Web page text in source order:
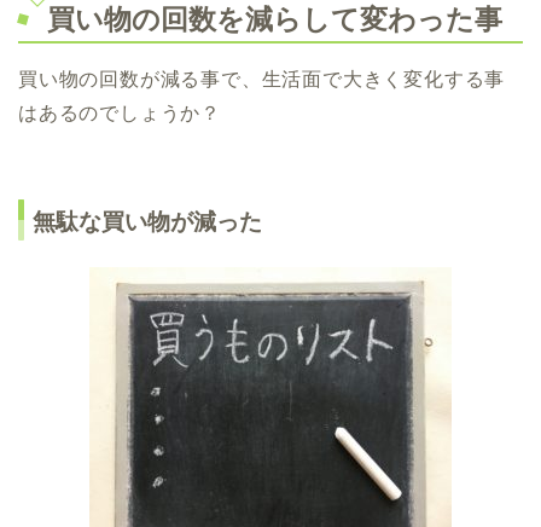
買い物の回数を減らして変わった事
買い物の回数が減る事で、生活面で大きく変化する事
はあるのでしょうか？
無駄な買い物が減った